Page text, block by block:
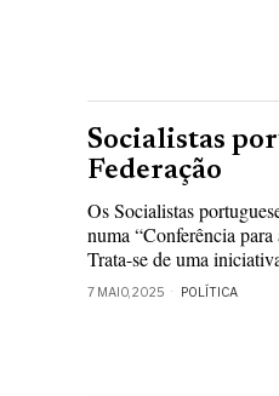
Socialistas
Federação
Os Socialistas
numa “Conferência
Trata-se de uma
7 MAIO, 2025 POLÍTICA